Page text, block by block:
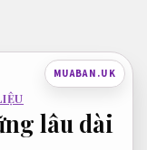
MUABAN.UK
lâu dài